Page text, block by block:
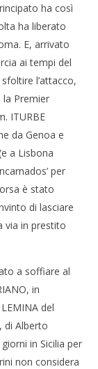
ha così
ha liberato
E, arrivato
ai tempi del
l’attacco,
la Premier
ITURBE
da Genoa e
a Lisbona
per
è stato
di lasciare
via in prestito
a soffiare al
in
del
di Alberto
in Sicilia per
non considera